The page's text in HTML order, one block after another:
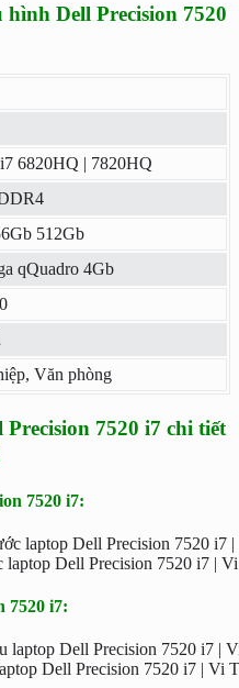
hình Dell Precision 7520
6820HQ | 7820HQ
512Gb
qQuadro 4Gb
Văn phòng
7520 i7 chi tiết
7520 i7:
laptop Dell Precision 7520 i7 |
7520 i7:
Dell Precision 7520 i7 | Vi